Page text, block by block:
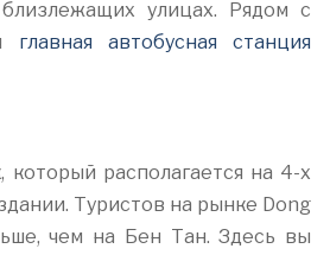
улицах. Рядом с
главная автобусная станция
располагается на 4-х
Туристов на рынке Dong
чем на Бен Тан. Здесь вы